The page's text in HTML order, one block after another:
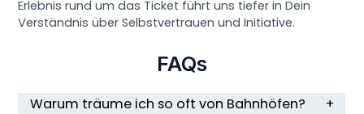
Erlebnis rund um das Ticket führt uns tiefer in Dein
Verständnis über Selbstvertrauen und Initiative.
FAQs
Warum träume ich so oft von Bahnhöfen?